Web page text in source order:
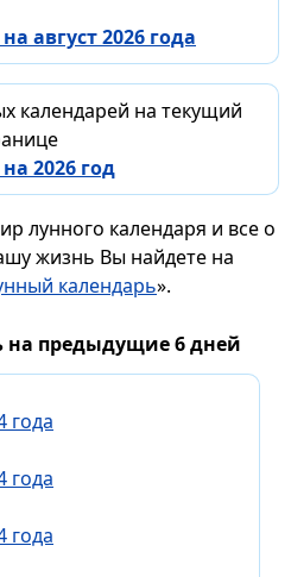
август 2026 года
календарей на текущий
2026 год
лунного календаря и все о
жизнь Вы найдете на
календарь».
предыдущие 6 дней
года
года
года